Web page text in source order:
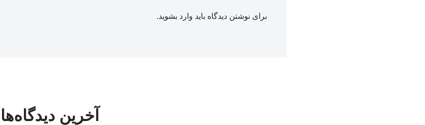
برای نوشتن دیدگاه باید وارد بشوید.
آخرین دیدگاه‌ها